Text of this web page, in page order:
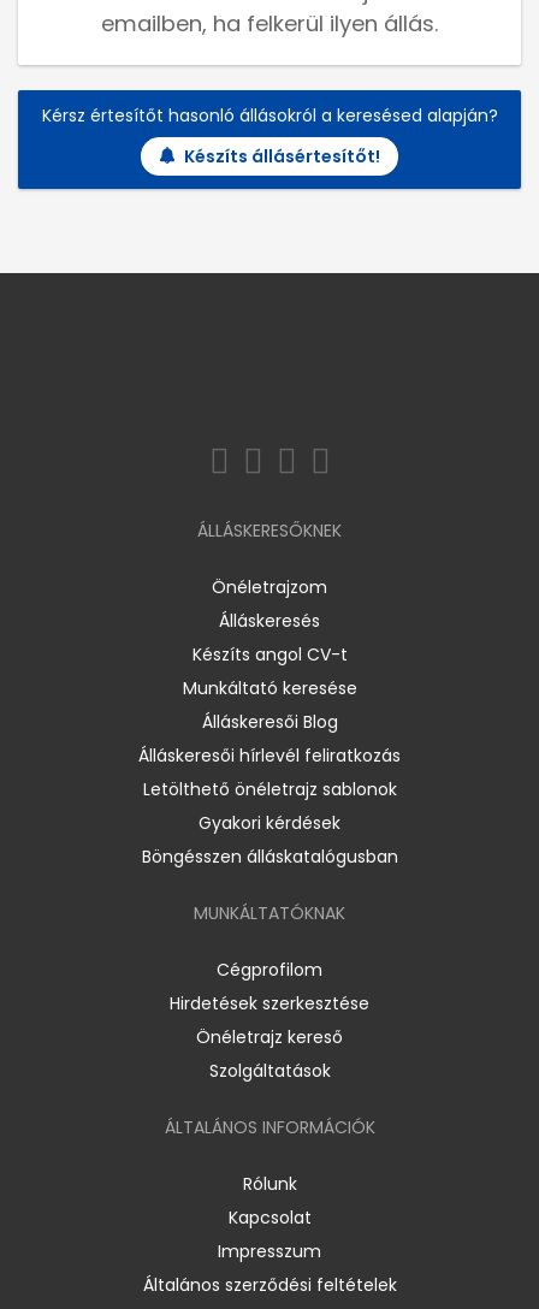
emailben, ha felkerül ilyen állás.
Kérsz értesítőt hasonló állásokról a keresésed alapján?
Készíts állásértesítőt!
ÁLLÁSKERESŐKNEK
Önéletrajzom
Álláskeresés
Készíts angol CV-t
Munkáltató keresése
Álláskeresői Blog
Álláskeresői hírlevél feliratkozás
Letölthető önéletrajz sablonok
Gyakori kérdések
Böngésszen álláskatalógusban
MUNKÁLTATÓKNAK
Cégprofilom
Hirdetések szerkesztése
Önéletrajz kereső
Szolgáltatások
ÁLTALÁNOS INFORMÁCIÓK
Rólunk
Kapcsolat
Impresszum
Általános szerződési feltételek